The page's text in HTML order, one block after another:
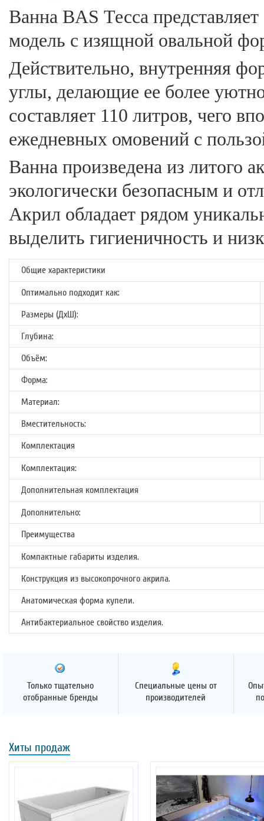
Ванна BAS Тесса
модель с изящной овальной
Действительно, внутренняя
углы, делающие ее более
составляет 110 литров, чего
ежедневных омовений с
Ванна произведена из литого
экологически безопасным и
Акрил обладает рядом
выделить гигиеничность и
Общие характеристики
Оптимально подходит как:
Размеры (ДхШ):
Глубина:
Объём:
Форма:
Материал:
Вместительность:
Комплектация
Комплектация:
Дополнительная комплектация
Дополнительно:
Преимущества
Компактные габариты изделия.
Конструкция из высокопрочного акрила.
Анатомическая форма купели.
Антибактериальное свойство изделия.
Только тщательно
отобранные бренды
Специальные цены от
производителей
Хиты продаж